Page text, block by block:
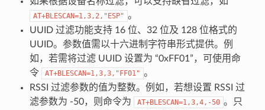
AT+BLESCAN=1,3,2,"ESP" 。
UUID 过滤功能支持 16 位、32 位及 128 位格式的
UUID。参数值需以十六进制字符串形式提供。例
如，若需将过滤 UUID 设置为 “0xFF01”，可使用命
令
AT+BLESCAN=1,3,3,"FF01" 。
RSSI 过滤参数的值为整数。例如，若想设置 RSSI 过
滤参数为 -50，则命令为
AT+BLESCAN=1,3,4,-50 。只